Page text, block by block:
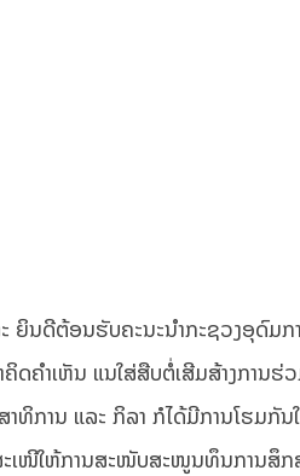
ຍິນດີຕ້ອນຮັບຄະນະນຳກະຊວງອຸດົມກ
ດຄຳເຫັນ ແນໃສ່ສືບຕໍ່ເສີມສ້າງການຮ່
ທິການ ແລະ ກິລາ ກໍໄດ້ມີການໂຮມກັ
ະເໜີໃຫ້ການສະໜັບສະໜູນທຶນການສຶກ